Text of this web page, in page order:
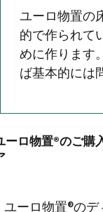
ユーロ物置の
的で作られて
めに作ります
ば基本的には
ーロ物置®のご購
ユーロ物置®の